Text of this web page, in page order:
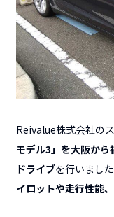
Reivalue株式会社のス
モデル3」を大阪か
ドライブを行いました
イロットや走行性能